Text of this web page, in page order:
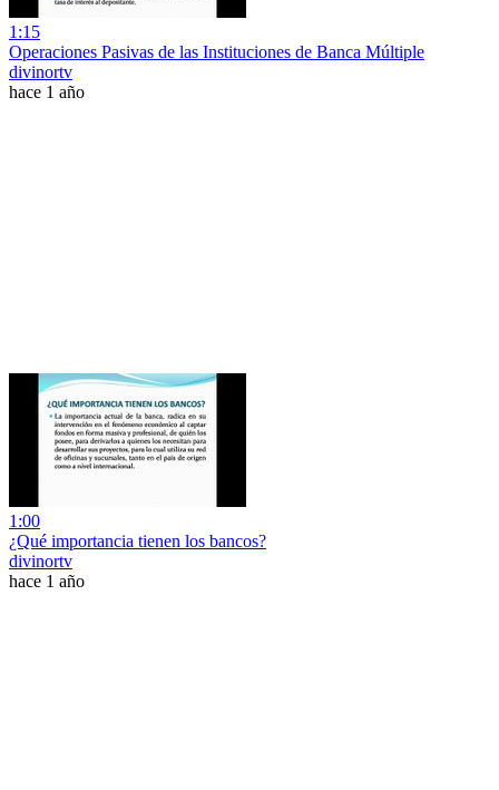
1:15
Operaciones Pasivas de las Instituciones de Banca Múltiple
divinortv
hace 1 año
1:00
¿Qué importancia tienen los bancos?
divinortv
hace 1 año